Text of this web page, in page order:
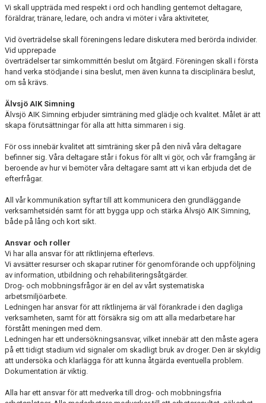
Vi skall uppträda med respekt i ord och handling gentemot deltagare,
föräldrar, tränare, ledare, och andra vi möter i våra aktiviteter,
Vid överträdelse skall föreningens ledare diskutera med berörda individer.
Vid upprepade
överträdelser tar simkommittén beslut om åtgärd. Föreningen skall i första
hand verka stödjande i sina beslut, men även kunna ta disciplinära beslut,
om så krävs.
Älvsjö AIK Simning
Älvsjö AIK Simning erbjuder simträning med glädje och kvalitet. Målet är att
skapa förutsättningar för alla att hitta simmaren i sig.
För oss innebär kvalitet att simträning sker på den nivå våra deltagare
befinner sig. Våra deltagare står i fokus för allt vi gör, och vår framgång är
beroende av hur vi bemöter våra deltagare samt att vi kan erbjuda det de
efterfrågar.
All vår kommunikation syftar till att kommunicera den grundläggande
verksamhetsidén samt för att bygga upp och stärka Älvsjö AIK Simning,
både på lång och kort sikt.
Ansvar och roller
Vi har alla ansvar för att riktlinjerna efterlevs.
Vi avsätter resurser och skapar rutiner för genomförande och uppföljning
av information, utbildning och rehabiliteringsåtgärder.
Drog- och mobbningsfrågor är en del av vårt systematiska
arbetsmiljöarbete.
Ledningen har ansvar för att riktlinjerna är väl förankrade i den dagliga
verksamheten, samt för att försäkra sig om att alla medarbetare har
förstått meningen med dem.
Ledningen har ett undersökningsansvar, vilket innebär att den måste agera
på ett tidigt stadium vid signaler om skadligt bruk av droger. Den är skyldig
att undersöka och klarlägga för att kunna åtgärda eventuella problem.
Dokumentation är viktig.
Alla har ett ansvar för att medverka till drog- och mobbningsfria